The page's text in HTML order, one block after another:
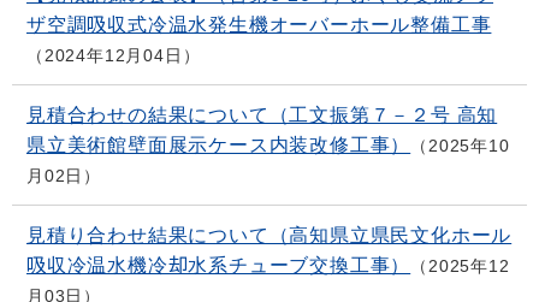
ザ空調吸収式冷温水発生機オーバーホール整備工事
2024年12月04日
見積合わせの結果について（工文振第７－２号 高知
県立美術館壁面展示ケース内装改修工事）
2025年10
月02日
見積り合わせ結果について（高知県立県民文化ホール
吸収冷温水機冷却水系チューブ交換工事）
2025年12
月03日